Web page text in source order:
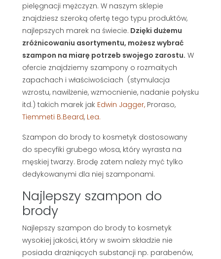
pielęgnacji mężczyzn. W naszym sklepie
znajdziesz szeroką ofertę tego typu produktów,
najlepszych marek na świecie. Dzięki dużemu
zróżnicowaniu asortymentu, możesz wybrać
szampon na miarę potrzeb swojego zarostu. W
ofercie znajdziemy szampony o rozmaitych
zapachach i właściwościach (stymulacja
wzrostu, nawilżenie, wzmocnienie, nadanie połysku
itd.) takich marek jak Edwin Jagger, Proraso,
Tiemmeti B.Beard, Lea.
Szampon do brody to kosmetyk dostosowany
do specyfiki grubego włosa, który wyrasta na
męskiej twarzy. Brodę zatem należy myć tylko
dedykowanymi dla niej szamponami.
Najlepszy szampon do
brody
Najlepszy szampon do brody to kosmetyk
wysokiej jakości, który w swoim składzie nie
posiada drażniących substancji np. parabenów,